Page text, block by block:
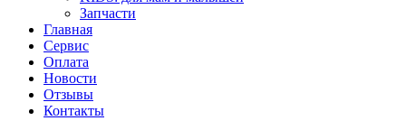
Запчасти
Главная
Сервис
Оплата
Новости
Отзывы
Контакты